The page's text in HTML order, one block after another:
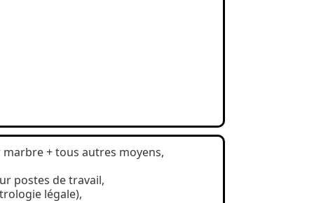
+ tous autres moyens,
postes de travail,
légale),